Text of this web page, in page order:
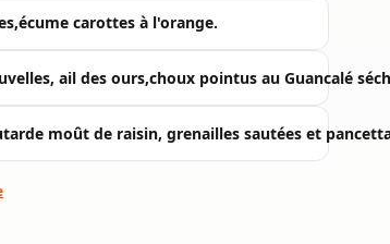
carottes à l'orange.
ail des ours,choux pointus au Guancalé
moût de raisin, grenailles sautées et